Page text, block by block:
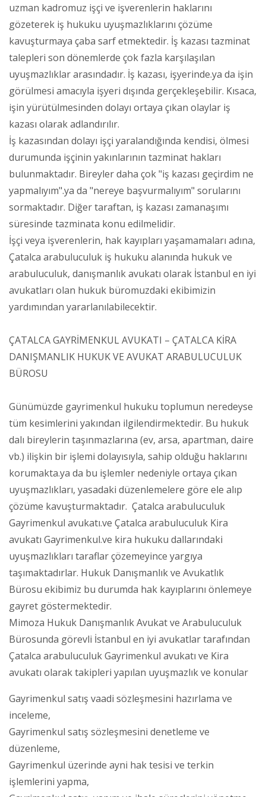
uzman kadromuz işçi ve işverenlerin haklarını
gözeterek iş hukuku uyuşmazlıklarını çözüme
kavuşturmaya çaba sarf etmektedir. İş kazası tazminat
talepleri son dönemlerde çok fazla karşılaşılan
uyuşmazlıklar arasındadır. İş kazası, işyerinde.ya da işin
görülmesi amacıyla işyeri dışında gerçekleşebilir. Kısaca,
işin yürütülmesinden dolayı ortaya çıkan olaylar iş
kazası olarak adlandırılır.
İş kazasından dolayı işçi yaralandığında kendisi, ölmesi
durumunda işçinin yakınlarının tazminat hakları
bulunmaktadır. Bireyler daha çok "iş kazası geçirdim ne
yapmalıyım".ya da "nereye başvurmalıyım" sorularını
sormaktadır. Diğer taraftan, iş kazası zamanaşımı
süresinde tazminata konu edilmelidir.
İşçi veya işverenlerin, hak kayıpları yaşamamaları adına,
Çatalca arabuluculuk iş hukuku alanında hukuk ve
arabuluculuk, danışmanlık avukatı olarak İstanbul en iyi
avukatları olan hukuk büromuzdaki ekibimizin
yardımından yararlanılabilecektir.
ÇATALCA GAYRİMENKUL AVUKATI – ÇATALCA KİRA
DANIŞMANLIK HUKUK VE AVUKAT ARABULUCULUK
BÜROSU
Günümüzde gayrimenkul hukuku toplumun neredeyse
tüm kesimlerini yakından ilgilendirmektedir. Bu hukuk
dalı bireylerin taşınmazlarına (ev, arsa, apartman, daire
vb.) ilişkin bir işlemi dolayısıyla, sahip olduğu haklarını
korumakta.ya da bu işlemler nedeniyle ortaya çıkan
uyuşmazlıkları, yasadaki düzenlemelere göre ele alıp
çözüme kavuşturmaktadır. Çatalca arabuluculuk
Gayrimenkul avukatı.ve Çatalca arabuluculuk Kira
avukatı Gayrimenkul.ve kira hukuku dallarındaki
uyuşmazlıkları taraflar çözemeyince yargıya
taşımaktadırlar. Hukuk Danışmanlık ve Avukatlık
Bürosu ekibimiz bu durumda hak kayıplarını önlemeye
gayret göstermektedir.
Mimoza Hukuk Danışmanlık Avukat ve Arabuluculuk
Bürosunda görevli İstanbul en iyi avukatlar tarafından
Çatalca arabuluculuk Gayrimenkul avukatı ve Kira
avukatı olarak takipleri yapılan uyuşmazlık ve konular
Gayrimenkul satış vaadi sözleşmesini hazırlama ve
inceleme,
Gayrimenkul satış sözleşmesini denetleme ve
düzenleme,
Gayrimenkul üzerinde ayni hak tesisi ve terkin
işlemlerini yapma,